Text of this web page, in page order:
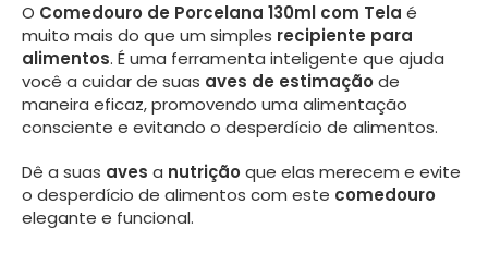
O Comedouro de Porcelana 130ml com Tela é
muito mais do que um simples recipiente para
alimentos. É uma ferramenta inteligente que ajuda
você a cuidar de suas aves de estimaçãode
maneira eficaz, promovendo uma alimentação
consciente e evitando o desperdício de alimentos.
Dê a suas aves a nutriçãoque elas merecem e evite
o desperdício de alimentos com este comedouro
elegante e funcional.